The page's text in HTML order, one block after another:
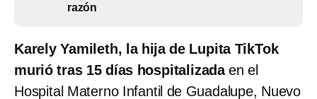
razón
Karely Yamileth, la hija de Lupita TikTok
murió tras 15 días hospitalizadaen el
Hospital Materno Infantil de Guadalupe, Nuevo